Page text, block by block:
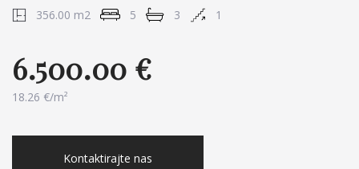
356.00 m2 5 3 1
6.500.00 €
18.26 €/m²
Kontaktirajte nas